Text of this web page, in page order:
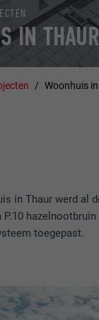
IN
Woonhuis
in Thaur werd al
P.10
toegepast.